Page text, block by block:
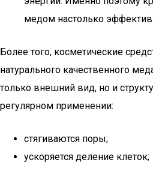
медом настолько
Более того, косметические
натурального качественного
только внешний вид, но и
регулярном применении:
стягиваются поры;
ускоряется деление клеток;